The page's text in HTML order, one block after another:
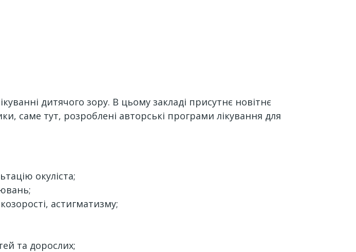
дитячого зору. В цьому закладі присутнє новітнє
саме тут, розроблені авторські програми лікування для
окуліста;
астигматизму;
та дорослих;